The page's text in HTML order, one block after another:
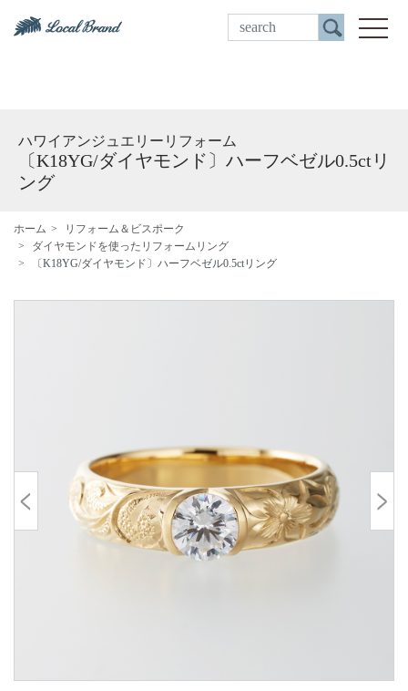
ご来店予約
ハワイアンジュエリーリフォーム
〔K18YG/ダイヤモンド〕ハーフベゼル0.5ctリ
ング
ホーム
リフォーム＆ビスポーク
ダイヤモンドを使ったリフォームリング
〔K18YG/ダイヤモンド〕ハーフベゼル0.5ctリング